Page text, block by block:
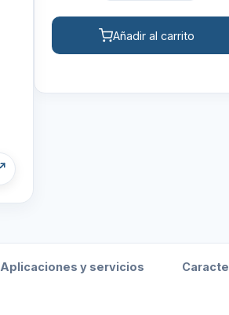
Añadir al carrito
Aplicaciones y servicios